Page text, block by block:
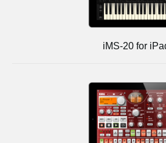
iMS-20 for